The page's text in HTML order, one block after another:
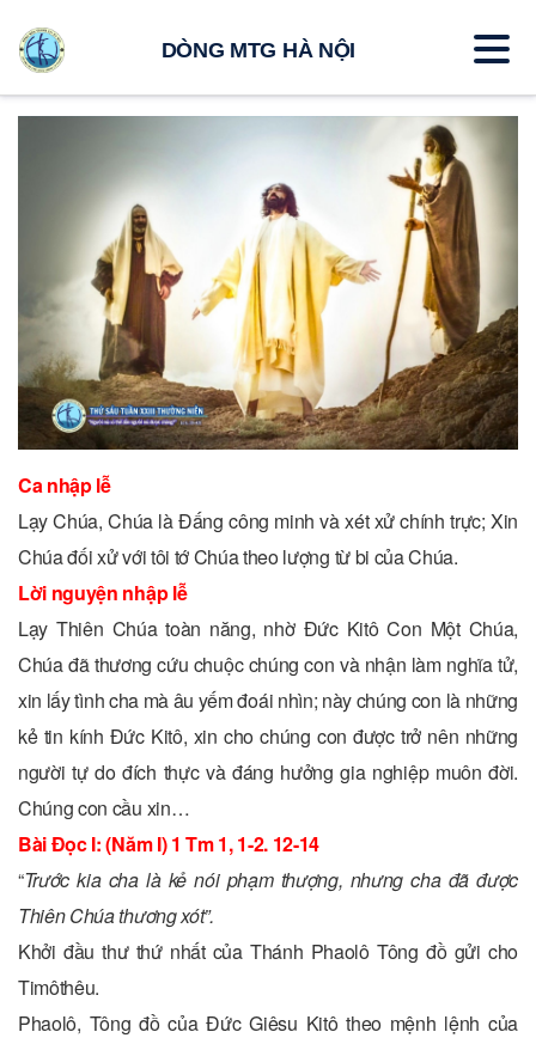
Ca nhập lễ
Lạy Chúa, Chúa là Đấng công minh và xét xử chính trực; Xin
Chúa đối xử với tôi tớ Chúa theo lượng từ bi của Chúa.
Lời nguyện nhập lễ
Lạy Thiên Chúa toàn năng, nhờ Ðức Kitô Con Một Chúa,
Chúa đã thương cứu chuộc chúng con và nhận làm nghĩa tử,
xin lấy tình cha mà âu yếm đoái nhìn; này chúng con là những
kẻ tin kính Ðức Kitô, xin cho chúng con được trở nên những
người tự do đích thực và đáng hưởng gia nghiệp muôn đời.
Chúng con cầu xin…
Bài Ðọc I: (Năm I) 1 Tm 1, 1-2. 12-14
“Trước kia cha là kẻ nói phạm thượng, nhưng cha đã được
Thiên Chúa thương xót”.
Khởi đầu thư thứ nhất của Thánh Phaolô Tông đồ gửi cho
Timôthêu.
Phaolô, Tông đồ của Ðức Giêsu Kitô theo mệnh lệnh của
DÒNG MTG HÀ NỘI